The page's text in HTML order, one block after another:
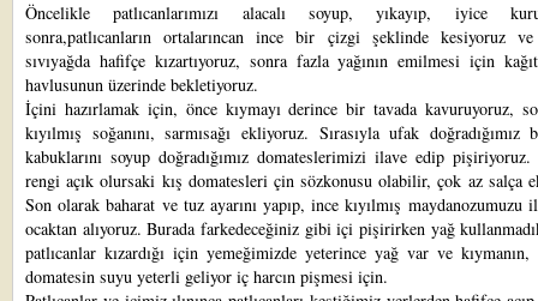
Öncelikle patlıcanlarımızı alacalı soyup, yıkayıp, iyice
sonra,patlıcanların ortalarıncan ince bir çizgi şeklinde kesiyoruz ve
sıvıyağda hafifçe kızartıyoruz, sonra fazla yağının emilmesi için
havlusunun üzerinde bekletiyoruz.
İçini hazırlamak için, önce kıymayı derince bir tavada kavuruyoruz,
kıyılmış soğanını, sarmısağı ekliyoruz. Sırasıyla ufak doğradığımız
kabuklarını soyup doğradığımız domateslerimizi ilave edip
rengi açık olursaki kış domatesleri çin sözkonusu olabilir, çok az salça
Son olarak baharat ve tuz ayarını yapıp, ince kıyılmış maydanozumuzu
ocaktan alıyoruz. Burada farkedeceğiniz gibi içi pişirirken yağ
patlıcanlar kızardığı için yemeğimizde yeterince yağ var ve kıymanın,
domatesin suyu yeterli geliyor iç harcın pişmesi için.